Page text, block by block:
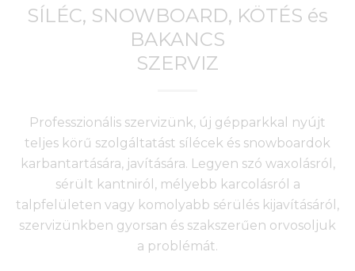
SÍLÉC, SNOWBOARD, KÖTÉS és
BAKANCS
SZERVIZ
Professzionális szervizünk, új gépparkkal nyújt
teljes körű szolgáltatást sílécek és snowboardok
karbantartására, javítására. Legyen szó waxolásról,
sérült kantniról, mélyebb karcolásról a
talpfelületen vagy komolyabb sérülés kijavításáról,
szervizünkben gyorsan és szakszerűen orvosoljuk
a problémát.